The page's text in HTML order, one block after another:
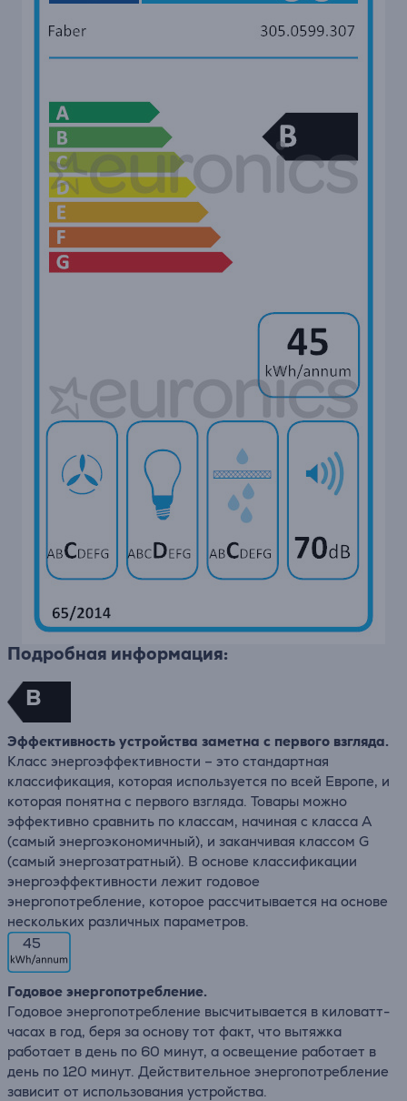
Подробная информация:
B
Эффективность устройства заметна с первого взгляда.
Класс энергоэффективности – это стандартная
классификация, которая используется по всей Европе, и
которая понятна с первого взгляда. Товары можно
эффективно сравнить по классам, начиная с класса А
(самый энергоэкономичный), и заканчивая классом G
(самый энергозатратный). В основе классификации
энергоэффективности лежит годовое
энергопотребление, которое рассчитывается на основе
нескольких различных параметров.
45
Годовое энергопотребление.
Годовое энергопотребление высчитывается в киловатт-
часах в год, беря за основу тот факт, что вытяжка
работает в день по 60 минут, а освещение работает в
день по 120 минут. Действительное энергопотребление
зависит от использования устройства.